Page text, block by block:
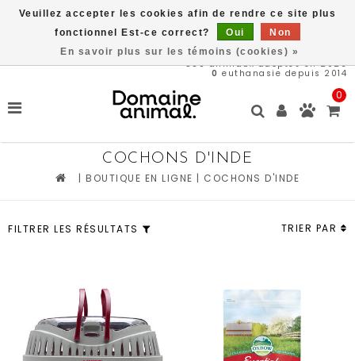
569animaux adoptés en 2026
0 euthanasie depuis 2014
0
COCHONS D'INDE
|BOUTIQUE EN LIGNE | COCHONS D'INDE
FILTRER LES RÉSULTATS TRIER PAR
Veuillez accepter les cookies afin de rendre ce site plus
fonctionnel Est-ce correct?
Oui
Non
En savoir plus sur les témoins (cookies) »
Une partie des bénéfices est remit directement au refuge du
Domaine Animal, ACHETEZ ICI, SAUVEZ DES VIES